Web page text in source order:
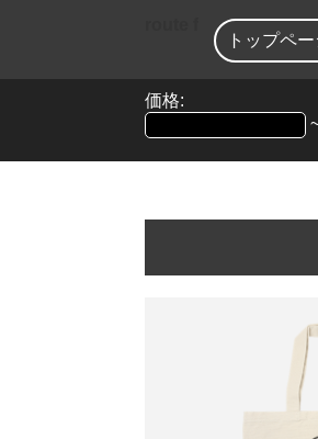
トップペー
価格: